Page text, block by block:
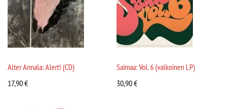
Alter Annala: Alert! (CD)
17,90€
Saimaa: Vol. 6 (valkoinen LP)
30,90€